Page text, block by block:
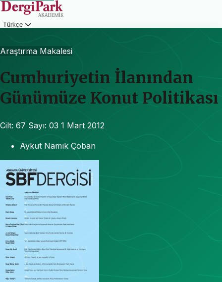
Türkçe
Araştırma Makalesi
Cumhuriyetin İlanından
Günümüze Konut Politikası
Cilt: 67 Sayı: 03 1 Mart 2012
Aykut Namık Çoban